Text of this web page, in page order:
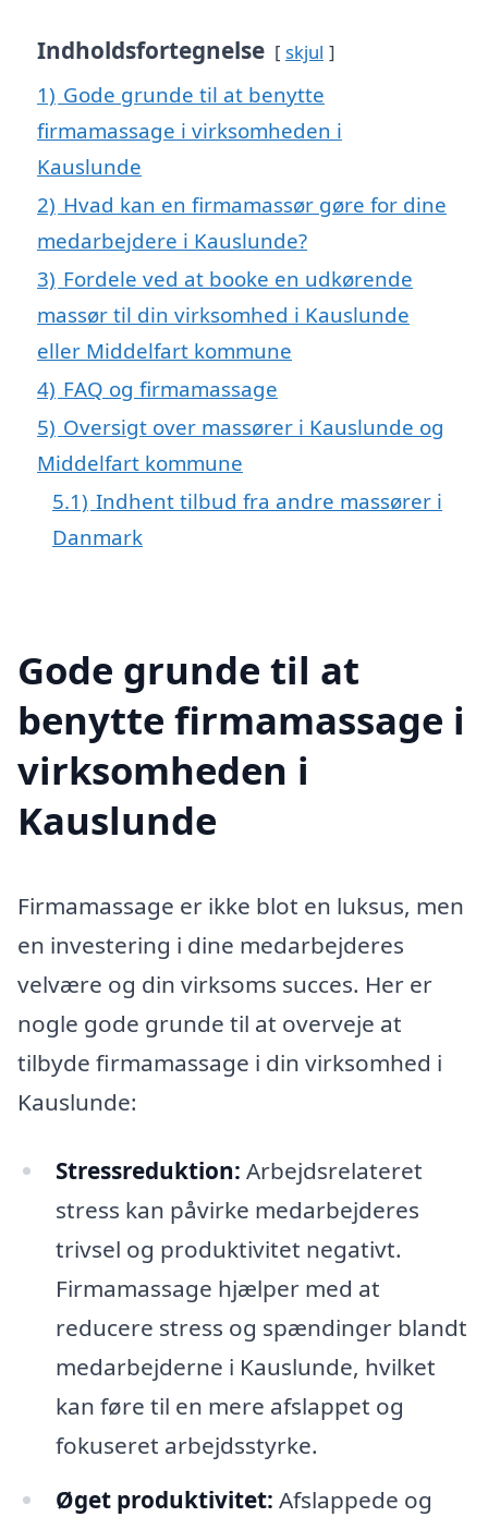
Indholdsfortegnelse skjul
1) Gode grunde til at benytte
firmamassage i virksomheden i
Kauslunde
2) Hvad kan en firmamassør gøre for dine
medarbejdere i Kauslunde?
3) Fordele ved at booke en udkørende
massør til din virksomhed i Kauslunde
eller Middelfart kommune
4) FAQ og firmamassage
5) Oversigt over massører i Kauslunde og
Middelfart kommune
5.1) Indhent tilbud fra andre massører i
Danmark
Gode grunde til at
benytte firmamassage i
virksomheden i
Kauslunde
Firmamassage er ikke blot en luksus, men
en investering i dine medarbejderes
velvære og din virksoms succes. Her er
nogle gode grunde til at overveje at
tilbyde firmamassage i din virksomhed i
Kauslunde:
Stressreduktion: Arbejdsrelateret
stress kan påvirke medarbejderes
trivsel og produktivitet negativt.
Firmamassage hjælper med at
reducere stress og spændinger blandt
medarbejderne i Kauslunde, hvilket
kan føre til en mere afslappet og
fokuseret arbejdsstyrke.
Øget produktivitet: Afslappede og